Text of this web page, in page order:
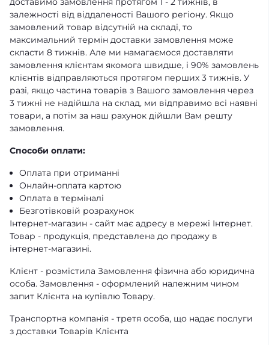
залежності від віддаленості Вашого регіону. Якщо
замовлений товар відсутній на складі, то
максимальний термін доставки замовлення може
скласти 8 тижнів. Але ми намагаємося доставляти
замовлення клієнтам якомога швидше, і 90% замовлень
клієнтів відправляються протягом перших 3 тижнів. У
разі, якщо частина товарів з Вашого замовлення через
3 тижні не надійшла на склад, ми відправимо всі наявні
товари, а потім за наш рахунок дійшли Вам решту
замовлення.
Способи оплати:
Оплата при отриманні
Онлайн-оплата картою
Оплата в терміналі
Безготівковій розрахунок
Інтернет-магазин - сайт має адресу в мережі Інтернет.
Товар - продукція, представлена ​​до продажу в
інтернет-магазині.
Клієнт - розмістила Замовлення фізична або юридична
особа. Замовлення - оформлений належним чином
запит Клієнта на купівлю Товару.
Транспортна компанія - третя особа, що надає послуги
з доставки Товарів Клієнта